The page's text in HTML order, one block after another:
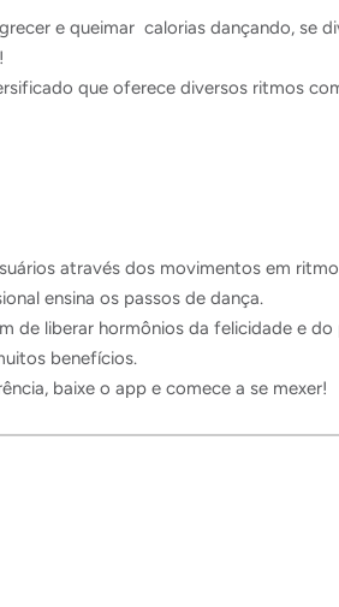
e queimar calorias dançando, se
que oferece diversos ritmos
através dos movimentos em
ensina os passos de dança.
de liberar hormônios da felicidade e do
benefícios.
baixe o app e comece a se mexer!